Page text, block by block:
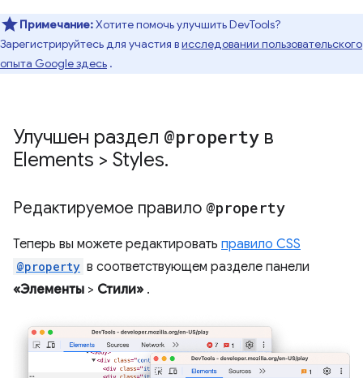
Примечание:Хотите помочь улучшить DevTools?
Зарегистрируйтесь для участия висследовании пользовательского
опыта Google здесь .
Улучшен раздел @property в
Elements > Styles.
Редактируемое правило @property
Теперь вы можете редактировать правило CSS
@property в соответствующем разделе панели
«Элементы > Стили» .